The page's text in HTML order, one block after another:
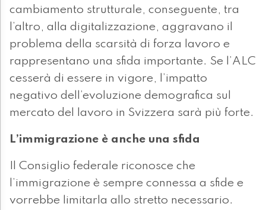
cambiamento strutturale, conseguente, tra
l’altro, alla digitalizzazione, aggravano il
problema della scarsità di forza lavoro e
rappresentano una sfida importante. Se l’ALC
cesserà di essere in vigore, l’impatto
negativo dell’evoluzione demografica sul
mercato del lavoro in Svizzera sarà più forte.
L’immigrazione è anche una sfida
Il Consiglio federale riconosce che
l’immigrazione è sempre connessa a sfide e
vorrebbe limitarla allo stretto necessario.